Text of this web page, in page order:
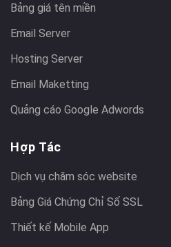
Bảng giá tên miền
Email Server
Hosting Server
Email Maketting
Quảng cáo Google Adwords
Hợp Tác
Dịch vụ chăm sóc website
Bảng Giá Chứng Chỉ Số SSL
Thiết kế Mobile App